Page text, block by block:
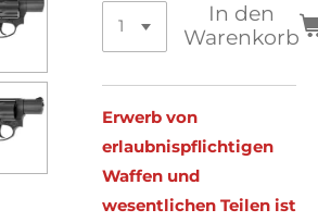
In den
Warenkorb
Erwerb von
erlaubnispflichtigen
Waffen und
wesentlichen Teilen ist